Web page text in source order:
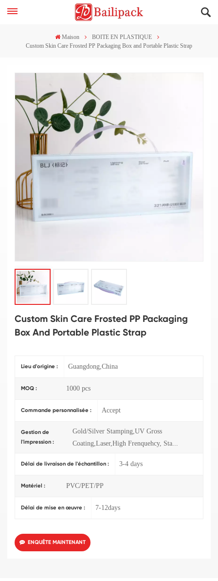
Maison
BOITE EN PLASTIQUE
Custom Skin Care Frosted PP Packaging Box and Portable Plastic Strap
Custom Skin Care Frosted PP Packaging
Box And Portable Plastic Strap
Lieu d'origine : Guangdong,China
MOQ : 1000 pcs
Commande personnalisée : Accept
Gestion de
l'impression :
Gold/Silver Stamping,UV Gross
Coating,Laser,High Frenquehcy, Sta...
Délai de livraison de l'échantillon : 3-4 days
Matériel : PVC/PET/PP
Délai de mise en œuvre : 7-12days
ENQUÊTE MAINTENANT